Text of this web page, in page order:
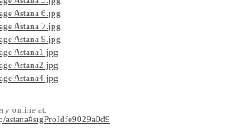
online at: